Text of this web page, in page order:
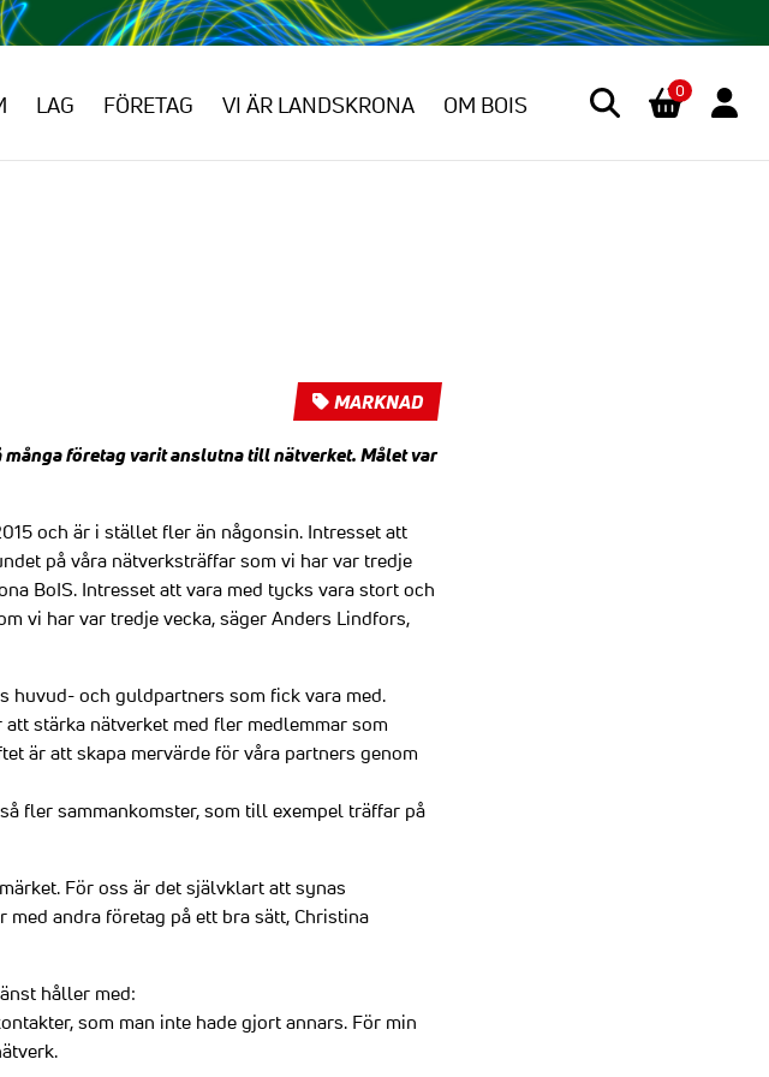
LAG FÖRETAG VI ÄR LANDSKRONA OM BOIS
0
MARKNAD
företag varit anslutna till nätverket. Målet var
och är i stället fler än någonsin. Intresset att
på våra nätverksträffar som vi har var tredje
BoIS. Intresset att vara med tycks vara stort och
vi har var tredje vecka, säger Anders Lindfors,
huvud- och guldpartners som fick vara med.
stärka nätverket med fler medlemmar som
är att skapa mervärde för våra partners genom
fler sammankomster, som till exempel träffar på
För oss är det självklart att synas
andra företag på ett bra sätt, Christina
håller med:
som man inte hade gjort annars. För min